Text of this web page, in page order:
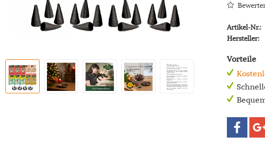
Artikel-Nr.:
Hersteller:
Vorteile